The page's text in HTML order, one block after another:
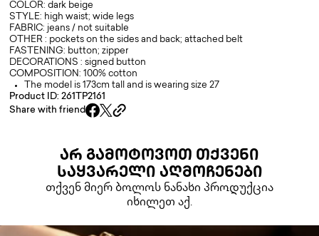
COLOR: dark beige
STYLE: high waist; wide legs
FABRIC: jeans / not suitable
OTHER : pockets on the sides and back; attached belt
FASTENING: button; zipper
DECORATIONS : signed button
COMPOSITION: 100% cotton
The model is 173cm tall and is wearing size 27
Product ID: 261TP2161
Share with friend
ᲐᲠ ᲒᲐᲛᲝᲢᲝᲕᲝᲗ ᲗᲥᲕᲔᲜᲘ
ᲡᲐᲧᲕᲐᲠᲔᲚᲘ ᲐᲦᲛᲝᲩᲔᲜᲔᲑᲘ
თქვენ მიერ ბოლოს ნანახი პროდუქცია
იხილეთ აქ.